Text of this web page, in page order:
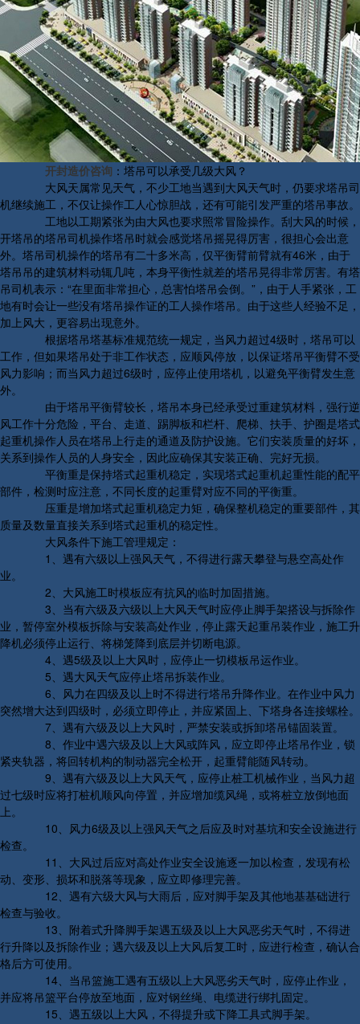
开封造价咨询 ：塔吊可以承受几级大风？
大风天属常见天气，不少工地当遇到大风天气时，仍要求塔吊司
机继续施工，不仅让操作工人心惊胆战，还有可能引发严重的塔吊事故。
工地以工期紧张为由大风也要求照常冒险操作。刮大风的时候，
开塔吊的塔吊司机操作塔吊时就会感觉塔吊摇晃得厉害，很担心会出意
外。塔吊司机操作的塔吊有二十多米高，仅平衡臂前臂就有46米，由于
塔吊吊的建筑材料动辄几吨，本身平衡性就差的塔吊晃得非常厉害。有塔
吊司机表示：“在里面非常担心，总害怕塔吊会倒。”，由于人手紧张，工
地有时会让一些没有塔吊操作证的工人操作塔吊。由于这些人经验不足，
加上风大，更容易出现意外。
根据塔吊塔基标准规范统一规定，当风力超过4级时，塔吊可以
工作，但如果塔吊处于非工作状态，应顺风停放，以保证塔吊平衡臂不受
风力影响；而当风力超过6级时，应停止使用塔机，以避免平衡臂发生意
外。
由于塔吊平衡臂较长，塔吊本身已经承受过重建筑材料，强行逆
风工作十分危险，平台、走道、踢脚板和栏杆、爬梯、扶手、护圈是塔式
起重机操作人员在塔吊上行走的通道及防护设施。它们安装质量的好坏，
关系到操作人员的人身安全，因此应确保其安装正确、完好无损。
平衡重是保持塔式起重机稳定，实现塔式起重机起重性能的配平
部件，检测时应注意，不同长度的起重臂对应不同的平衡重。
压重是增加塔式起重机稳定力矩，确保整机稳定的重要部件，其
质量及数量直接关系到塔式起重机的稳定性。
大风条件下施工管理规定：
1、遇有六级以上强风天气，不得进行露天攀登与悬空高处作
业。
2、大风施工时模板应有抗风的临时加固措施。
3、当有六级及六级以上大风天气时应停止脚手架搭设与拆除作
业，暂停室外模板拆除与安装高处作业，停止露天起重吊装作业，施工升
降机必须停止运行、将梯笼降到底层并切断电源。
4、遇5级及以上大风时，应停止一切模板吊运作业。
5、遇大风天气应停止塔吊拆装作业。
6、风力在四级及以上时不得进行塔吊升降作业。在作业中风力
突然增大达到四级时，必须立即停止，并应紧固上、下塔身各连接螺栓。
7、遇有六级及以上大风时，严禁安装或拆卸塔吊锚固装置。
8、作业中遇六级及以上大风或阵风，应立即停止塔吊作业，锁
紧夹轨器，将回转机构的制动器完全松开，起重臂能随风转动。
9、遇有六级及以上大风天气，应停止桩工机械作业，当风力超
过七级时应将打桩机顺风向停置，并应增加缆风绳，或将桩立放倒地面
上。
10、风力6级及以上强风天气之后应及时对基坑和安全设施进行
检查。
11、大风过后应对高处作业安全设施逐一加以检查，发现有松
动、变形、损坏和脱落等现象，应立即修理完善。
12、遇有六级大风与大雨后，应对脚手架及其他地基基础进行
检查与验收。
13、附着式升降脚手架遇五级及以上大风恶劣天气时，不得进
行升降以及拆除作业；遇六级及以上大风后复工时，应进行检查，确认合
格后方可使用。
14、当吊篮施工遇有五级以上大风恶劣天气时，应停止作业，
并应将吊篮平台停放至地面，应对钢丝绳、电缆进行绑扎固定。
15、遇五级以上大风，不得提升或下降工具式脚手架。